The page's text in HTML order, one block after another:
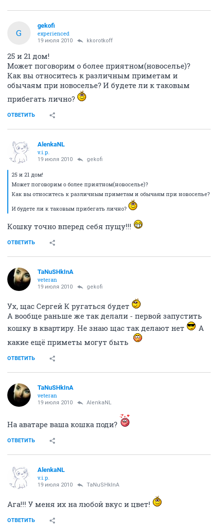
G
gekofi
experienced
19 июля 2010 kkorotkoff
25 и 21 дом!
Может поговорим о более приятном(новоселье)?
Как вы относитесь к различным приметам и
обычаям при новоселье? И будете ли к таковым
прибегать лично?
ОТВЕТИТЬ
AlenkaNL
v.i.p.
19 июля 2010 gekofi
25 и 21 дом!
Может поговорим о более приятном(новоселье)?
Как вы относитесь к различным приметам и обычаям при новоселье?
И будете ли к таковым прибегать лично?
Кошку точно вперед себя пущу!!!
ОТВЕТИТЬ
TaNuSHkInA
veteran
19 июля 2010 gekofi
Ух, щас Сергей К ругаться будет
А вообще раньше же так делали - первой запустить
кошку в квартиру. Не знаю щас так делают нет
А
какие ещё приметы могут быть
ОТВЕТИТЬ
TaNuSHkInA
veteran
19 июля 2010 AlenkaNL
На аватаре ваша кошка поди?
ОТВЕТИТЬ
AlenkaNL
v.i.p.
19 июля 2010 TaNuSHkInA
Ага!!! У меня их на любой вкус и цвет!
ОТВЕТИТЬ